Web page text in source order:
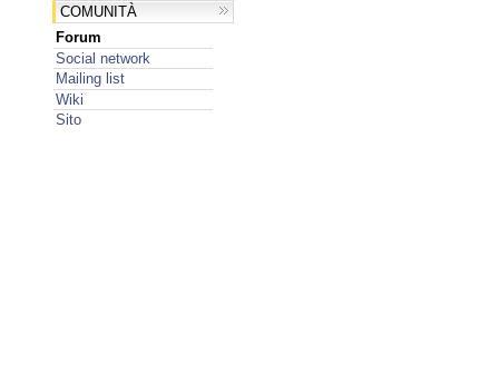
COMUNITÀ
Forum
Social network
Mailing list
Wiki
Sito